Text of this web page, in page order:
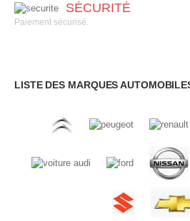
SÉCURITÉ
Paiement sécurisé.
LISTE DES MARQUES